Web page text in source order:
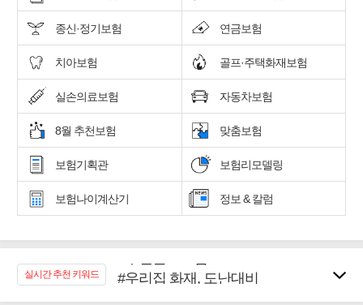
종신·정기보험 연금보험
치아보험 골프·주택화재보험
실손의료보험 자동차보험
8월 추천보험 맞춤보험
보험기획관 보험리모델링
보험나이계산기 정보 & 칼럼
실시간 추천 키워드
#우리집 화재, 도난대비